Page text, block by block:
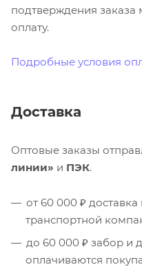
подтверждения заказа
оплату.
Подробные условия
Доставка
Оптовые заказы
линии» и ПЭК.
от 60 000 ₽
транспортной
до 60 000 ₽ забор и
оплачиваются